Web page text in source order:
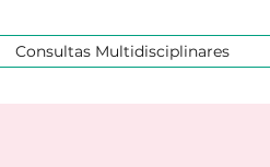
Consultas Multidisciplinares